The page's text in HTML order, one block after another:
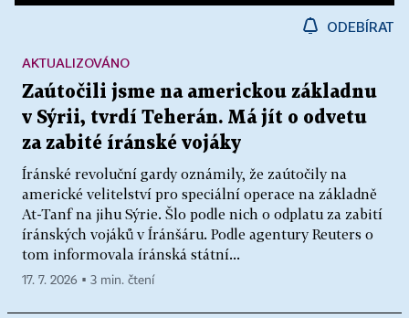
ODEBÍRAT
Zaútočili jsme na americkou základnu
v Sýrii, tvrdí Teherán. Má jít o odvetu
za zabité íránské vojáky
Íránské revoluční gardy oznámily, že zaútočily na
americké velitelství pro speciální operace na základně
At-Tanf na jihu Sýrie. Šlo podle nich o odplatu za zabití
íránských vojáků v Íránšáru. Podle agentury Reuters o
tom informovala íránská státní...
AKTUALIZOVÁNO
17. 7. 2026 ▪ 3 min. čtení